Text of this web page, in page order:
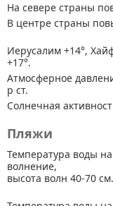
На севере страны
В центре страны
Иерусалим +14°,
+17°.
Атмосферное
р ст.
Солнечная
Пляжи
Температура воды
волнение,
высота волн 40-70 см.